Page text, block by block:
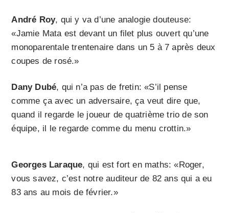
André Roy, qui y va d’une analogie douteuse:
«Jamie Mata est devant un filet plus ouvert qu’une
monoparentale trentenaire dans un 5 à 7 après deux
coupes de rosé.»
Dany Dubé, qui n’a pas de fretin: «S’il pense
comme ça avec un adversaire, ça veut dire que,
quand il regarde le joueur de quatrième trio de son
équipe, il le regarde comme du menu crottin.»
Georges Laraque, qui est fort en maths: «Roger,
vous savez, c’est notre auditeur de 82 ans qui a eu
83 ans au mois de février.»